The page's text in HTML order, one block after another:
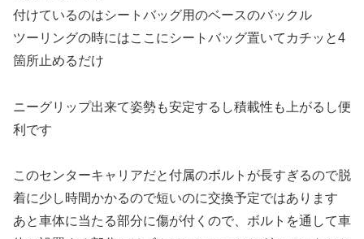
付けているのはシートバッグ用のベースのバックル
ツーリングの時にはここにシートバッグ置いてカチッと4
箇所止めるだけ
ニーグリップ出来て姿勢も安定するし積載性も上がるし便
利です
このセンターキャリアだと付属のボルトが長すぎるので脱
着に少し時間かかるので短いのに交換予定ではあります
あと車体に当たる部分に傷が付くので、ボルトを通して車